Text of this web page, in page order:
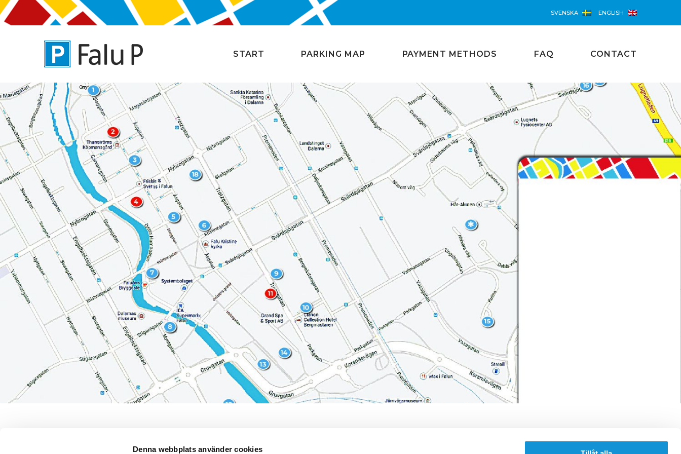
Denna webbplats använder cookies
SVENSKA ENGLISH
START PARKING MAP PAYMENT METHODS FAQ CONTACT
Karta BA-platser dec 23